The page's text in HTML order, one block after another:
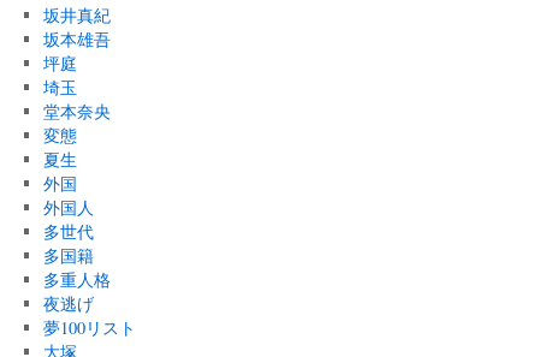
坂井真紀
坂本雄吾
坪庭
埼玉
堂本奈央
変態
夏生
外国
外国人
多世代
多国籍
多重人格
夜逃げ
夢100リスト
大塚